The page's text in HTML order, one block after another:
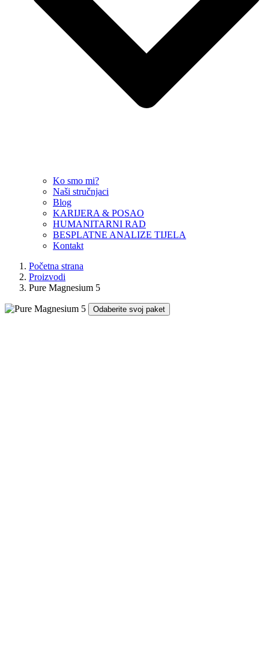
Ko smo mi?
Naši stručnjaci
Blog
KARIJERA & POSAO
HUMANITARNI RAD
BESPLATNE ANALIZE TIJELA
Kontakt
Početna strana
Proizvodi
Pure Magnesium 5
Odaberite svoj paket